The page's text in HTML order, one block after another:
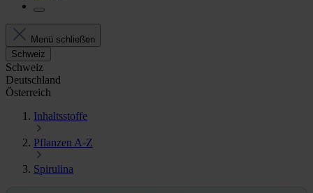
Menü schließen
Schweiz
Schweiz
Deutschland
Österreich
Inhaltsstoffe
Pflanzen A-Z
Spirulina